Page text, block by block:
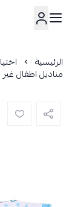
الرئيسية
مناديل اطفال غير